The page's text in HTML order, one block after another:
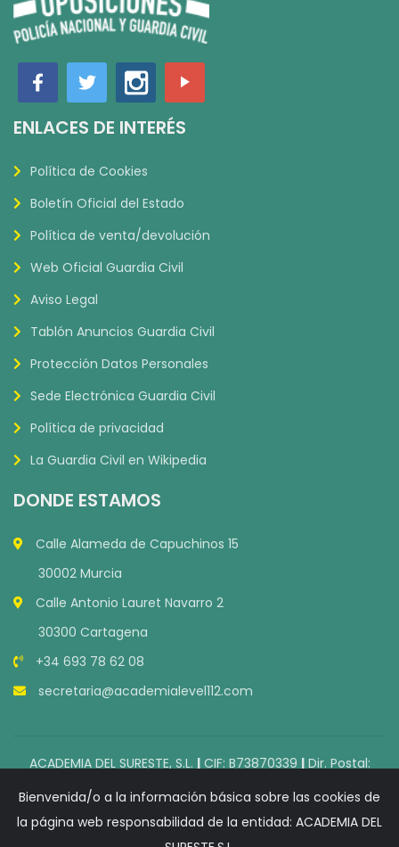
ENLACES DE INTERÉS
Política de Cookies
Boletín Oficial del Estado
Política de venta/devolución
Web Oficial Guardia Civil
Aviso Legal
Tablón Anuncios Guardia Civil
Protección Datos Personales
Sede Electrónica Guardia Civil
Política de privacidad
La Guardia Civil en Wikipedia
DONDE ESTAMOS
Calle Alameda de Capuchinos 15
30002 Murcia
Calle Antonio Lauret Navarro 2
30300 Cartagena
+34 693 78 62 08
secretaria@academialevel112.com
ACADEMIA DEL SURESTE, S.L. |CIF: B73870339 |Dir. Postal:
Alameda de Capuchinos, 15 30002 Murcia
Teléfono: 693 78 62 08
E-mail:
secretaria@academialevel112.com
Bienvenida/o a la información básica sobre las cookies de
la página web responsabilidad de la entidad: ACADEMIA DEL